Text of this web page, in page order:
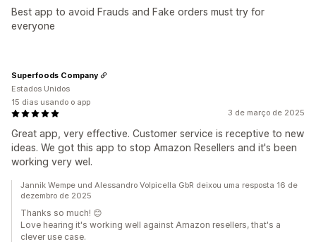
Best app to avoid Frauds and Fake orders must try for
everyone
3 de março de 2025
Great app, very effective. Customer service is receptive to new
ideas. We got this app to stop Amazon Resellers and it's been
working very wel.
Superfoods Company
Estados Unidos
15 dias usando o app
Jannik Wempe und Alessandro Volpicella GbR deixou uma resposta 16 de
dezembro de 2025
Thanks so much! 😊
Love hearing it's working well against Amazon resellers, that's a
clever use case.